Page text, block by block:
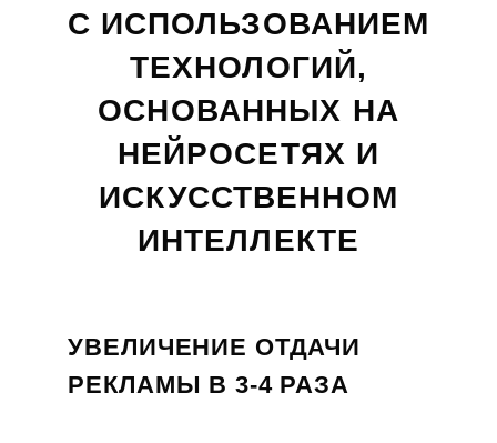
С ИСПОЛЬЗОВАНИЕМ
ТЕХНОЛОГИЙ,
ОСНОВАННЫХ НА
НЕЙРОСЕТЯХ И
ИСКУССТВЕННОМ
ИНТЕЛЛЕКТЕ
УВЕЛИЧЕНИЕ ОТДАЧИ
РЕКЛАМЫ В 3-4 РАЗА